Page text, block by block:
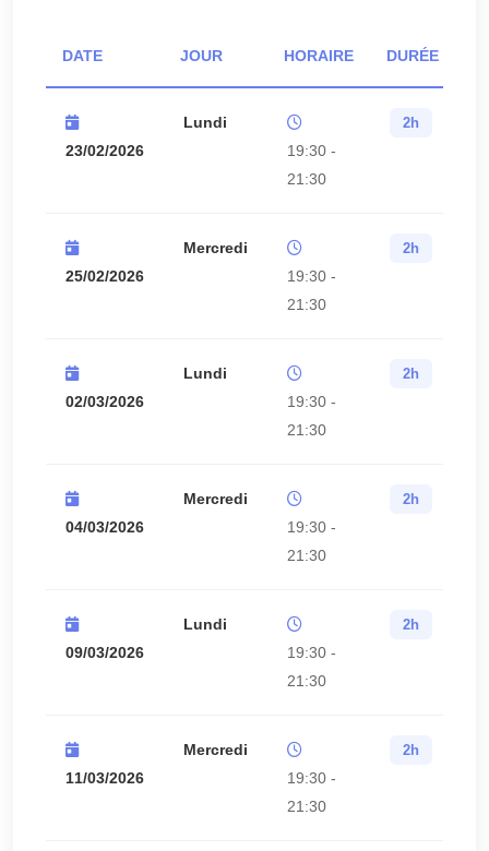
DATE JOUR HORAIRE DURÉE
23/02/2026
Lundi
19:30 -
21:30
2h
25/02/2026
Mercredi
19:30 -
21:30
2h
02/03/2026
Lundi
19:30 -
21:30
2h
04/03/2026
Mercredi
19:30 -
21:30
2h
09/03/2026
Lundi
19:30 -
21:30
2h
11/03/2026
Mercredi
19:30 -
21:30
2h